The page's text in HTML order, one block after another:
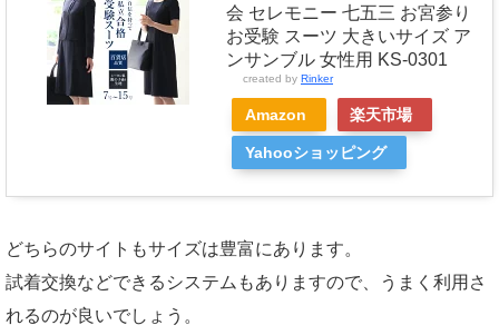
会 セレモニー 七五三 お宮参り
お受験 スーツ 大きいサイズ ア
ンサンブル 女性用 KS-0301
created by Rinker
Amazon 楽天市場
Yahooショッピング
どちらのサイトもサイズは豊富にあります。
試着交換などできるシステムもありますので、うまく利用さ
れるのが良いでしょう。